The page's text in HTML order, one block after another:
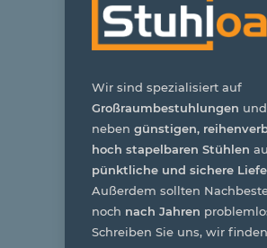
Wir sind spezialisiert auf
Großraumbestuhlungen
neben günstigen,
hoch stapelbaren Stühlen
pünktliche und sichere
Außerdem sollten
noch nach Jahren
Schreiben Sie uns, wir